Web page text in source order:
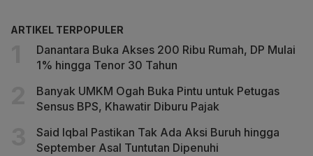
ARTIKEL TERPOPULER
Danantara Buka Akses 200 Ribu Rumah, DP Mulai
1% hingga Tenor 30 Tahun
Banyak UMKM Ogah Buka Pintu untuk Petugas
Sensus BPS, Khawatir Diburu Pajak
Said Iqbal Pastikan Tak Ada Aksi Buruh hingga
September Asal Tuntutan Dipenuhi